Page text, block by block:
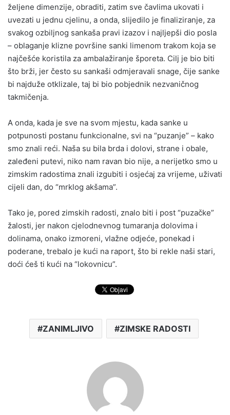
željene dimenzije, obraditi, zatim sve čavlima ukovati i
uvezati u jednu cjelinu, a onda, slijedilo je finaliziranje, za
svakog ozbiljnog sankaša pravi izazov i najljepši dio posla
– oblaganje klizne površine sanki limenom trakom koja se
najčešće koristila za ambalažiranje šporeta. Cilj je bio biti
što brži, jer često su sankaši odmjeravali snage, čije sanke
bi najduže otklizale, taj bi bio pobjednik nezvaničnog
takmičenja.
A onda, kada je sve na svom mjestu, kada sanke u
potpunosti postanu funkcionalne, svi na “puzanje” – kako
smo znali reći. Naša su bila brda i dolovi, strane i obale,
zaleđeni putevi, niko nam ravan bio nije, a nerijetko smo u
zimskim radostima znali izgubiti i osjećaj za vrijeme, uživati
cijeli dan, do “mrklog akšama”.
Tako je, pored zimskih radosti, znalo biti i post “puzačke”
žalosti, jer nakon cjelodnevnog tumaranja dolovima i
dolinama, onako izmoreni, vlažne odjeće, ponekad i
poderane, trebalo je kući na raport, što bi rekle naši stari,
doći ćeš ti kući na “lokovnicu”.
ZANIMLJIVO ZIMSKE RADOSTI